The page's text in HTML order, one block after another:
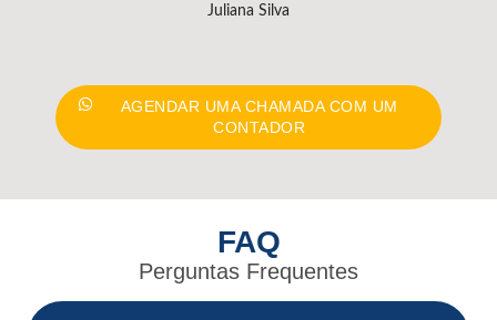
Juliana Silva
AGENDAR UMA CHAMADA COM UM
CONTADOR
FAQ
Perguntas Frequentes